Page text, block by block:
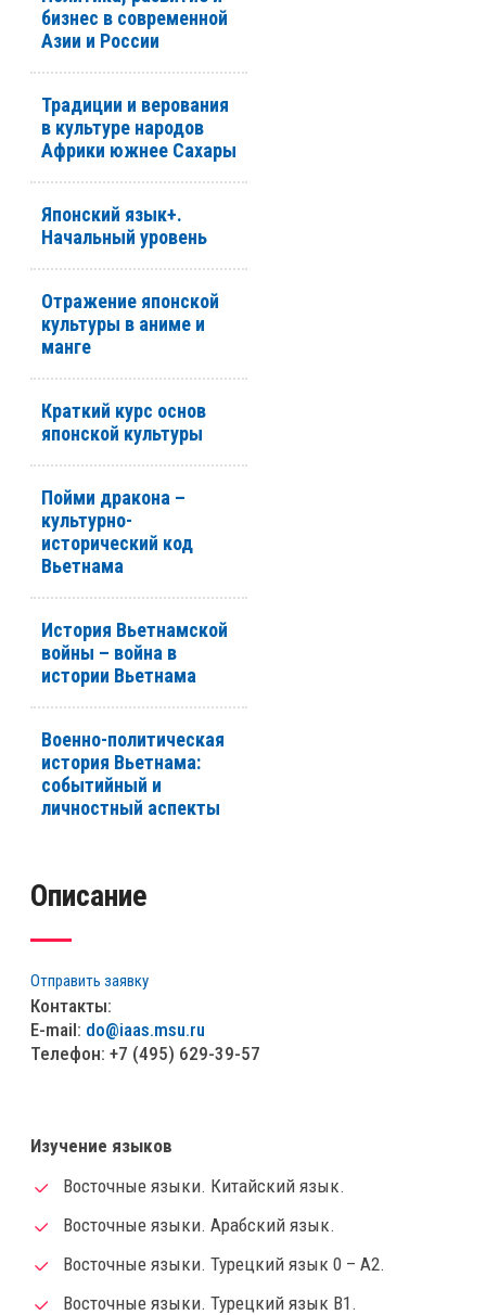
бизнес в современной
Азии и России
Традиции и верования
в культуре народов
Африки южнее Сахары
Японский язык+.
Начальный уровень
Отражение японской
культуры в аниме и
манге
Краткий курс основ
японской культуры
Пойми дракона –
культурно-
исторический код
Вьетнама
История Вьетнамской
войны – война в
истории Вьетнама
Военно-политическая
история Вьетнама:
событийный и
личностный аспекты
Описание
Отправить заявку
Контакты:
E-mail: do@iaas.msu.ru
Телефон: +7 (495) 629-39-57
Изучение языков
Восточные языки. Китайский язык.
Восточные языки. Арабский язык.
Восточные языки. Турецкий язык 0 – А2.
Восточные языки. Турецкий язык В1.